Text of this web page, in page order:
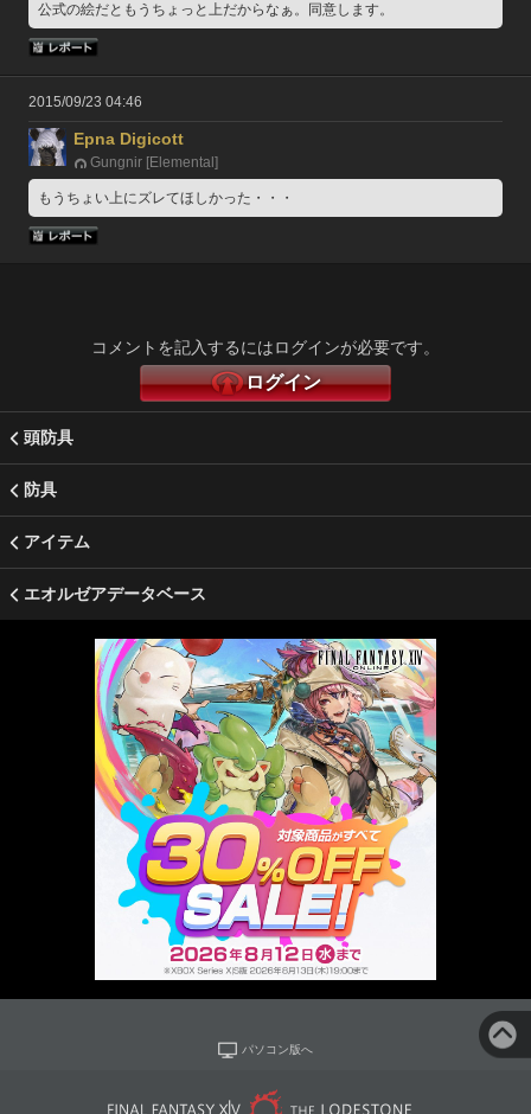
公式の絵だともうちょっと上だからなぁ。同意します。
2015/09/23 04:46
Epna Digicott
Gungnir [Elemental]
もうちょい上にズレてほしかった・・・
コメントを記入するにはログインが必要です。
ログイン
頭防具
防具
アイテム
エオルゼアデータベース
パソコン版へ